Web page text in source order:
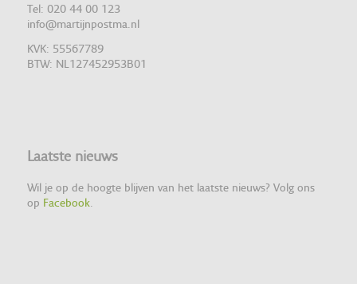
Tel: 020 44 00 123
info@martijnpostma.nl
KVK: 55567789
BTW: NL127452953B01
Laatste nieuws
Wil je op de hoogte blijven van het laatste nieuws? Volg ons
op Facebook.